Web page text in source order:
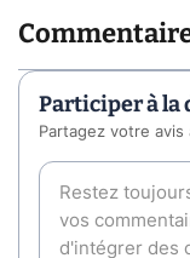
Participer à la
Partagez votre avis